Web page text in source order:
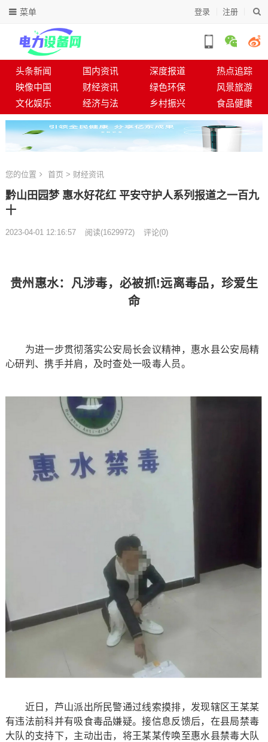
登录 注册
菜单
头条新闻 国内资讯 深度报道
热点追踪
映像中国
财经资讯 绿色环保
风景旅游
文化娱乐
经济与法 乡村振兴 食品健康
您的位置 首页 > 财经资讯
黔山田园梦 惠水好花红 平安守护人系列报道之一百九
十
2023-04-01 12:16:57 阅读(1629972) 评论(0)
贵州惠水：凡涉毒，必被抓!远离毒品，珍爱生
命
为进一步贯彻落实公安局长会议精神，惠水县公安局精
心研判、携手并肩，及时查处一吸毒人员。
近日，芦山派出所民警通过线索摸排，发现辖区王某某
有违法前科并有吸食毒品嫌疑。接信息反馈后，在县局禁毒
大队的支持下，主动出击，将王某某传唤至惠水县禁毒大队